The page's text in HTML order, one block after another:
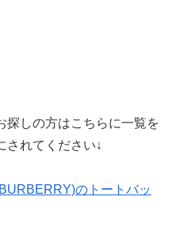
探しの方はこちらに一覧を
されてください↓
のトートバッ